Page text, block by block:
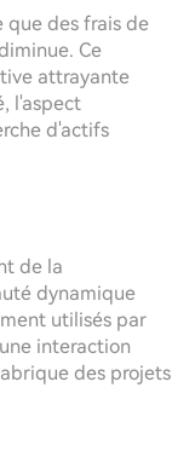
que des frais de
Ce
attrayante
l'aspect
d'actifs
de la
dynamique
utilisés par
interaction
des projets